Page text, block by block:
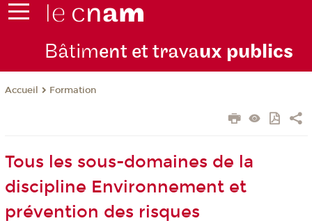
Bâtiment et travaux publics
Accueil Formation
Tous les sous-domaines de la
discipline Environnement et
prévention des risques